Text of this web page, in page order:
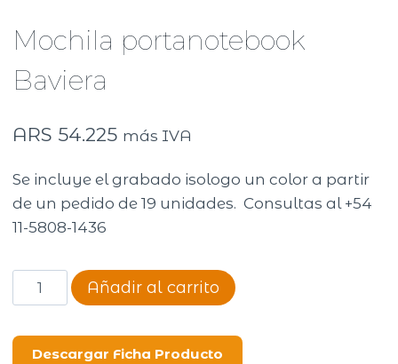
Mochila portanotebook
Baviera
ARS 54.225 más IVA
Se incluye el grabado isologo un color a partir
de un pedido de 19 unidades. Consultas al +54
11-5808-1436
Mochila
portanotebook
cantidad
Añadir al carrito
Descargar Ficha Producto